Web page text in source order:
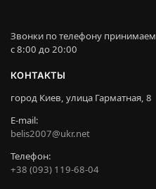
Звонки по телефону принимаем
c 8:00 до 20:00
КОНТАКТЫ
город Киев, улица Гарматная, 8
E-mail:
belis2007@ukr.net
Телефон:
+38 (093) 119-68-04